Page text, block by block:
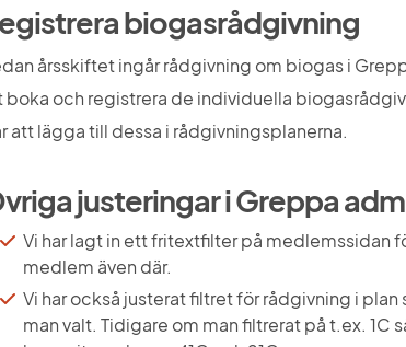
biogasrådgivning
årsskiftet ingår rådgivning om biogas i
boka och registrera de individuella
att lägga till dessa i rådgivningsplanerna.
justeringar i Greppa
Vi har lagt in ett fritextfilter på medlemssidan
medlem även där.
Vi har också justerat filtret för rådgivning i
man valt. Tidigare om man filtrerat på t.ex. 1C